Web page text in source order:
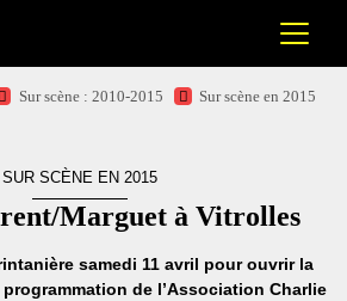
Sur scène : 2010-2015 Sur scène en 2015
SUR SCÈNE EN 2015
Marguet à Vitrolles
samedi 11 avril pour ouvrir la
de l’Association Charlie